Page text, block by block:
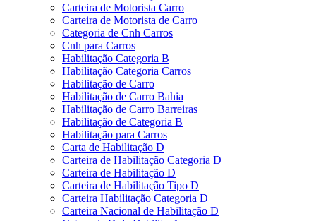
Carteira de Motorista Carro
Carteira de Motorista de Carro
Categoria de Cnh Carros
Cnh para Carros
Habilitação Categoria B
Habilitação Categoria Carros
Habilitação de Carro
Habilitação de Carro Bahia
Habilitação de Carro Barreiras
Habilitação de Categoria B
Habilitação para Carros
Carta de Habilitação D
Carteira de Habilitação Categoria D
Carteira de Habilitação D
Carteira de Habilitação Tipo D
Carteira Habilitação Categoria D
Carteira Nacional de Habilitação D